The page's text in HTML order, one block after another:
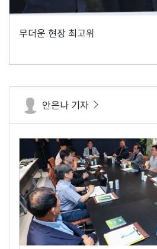
무더운 현장 최고위
안은나 기자